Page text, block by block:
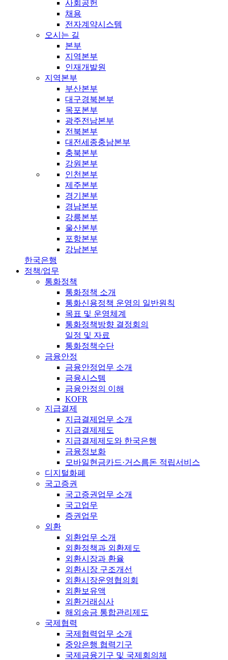
사회공헌
채용
전자계약시스템
오시는 길
본부
지역본부
인재개발원
지역본부
부산본부
대구경북본부
목포본부
광주전남본부
전북본부
대전세종충남본부
충북본부
강원본부
인천본부
제주본부
경기본부
경남본부
강릉본부
울산본부
포항본부
강남본부
한국은행
정책/업무
통화정책
통화정책 소개
통화신용정책 운영의 일반원칙
목표 및 운영체계
통화정책방향 결정회의
일정 및 자료
통화정책수단
금융안정
금융안정업무 소개
금융시스템
금융안정의 이해
KOFR
지급결제
지급결제업무 소개
지급결제제도
지급결제제도와 한국은행
금융정보화
모바일현금카드·거스름돈 적립서비스
디지털화폐
국고증권
국고증권업무 소개
국고업무
증권업무
외환
외환업무 소개
외환정책과 외환제도
외환시장과 환율
외환시장 구조개선
외환시장운영협의회
외환보유액
외환거래심사
해외송금 통합관리제도
국제협력
국제협력업무 소개
중앙은행 협력기구
국제금융기구 및 국제회의체